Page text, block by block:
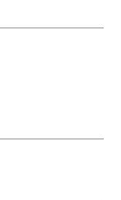
sin
antiempañante
uno que garantice el